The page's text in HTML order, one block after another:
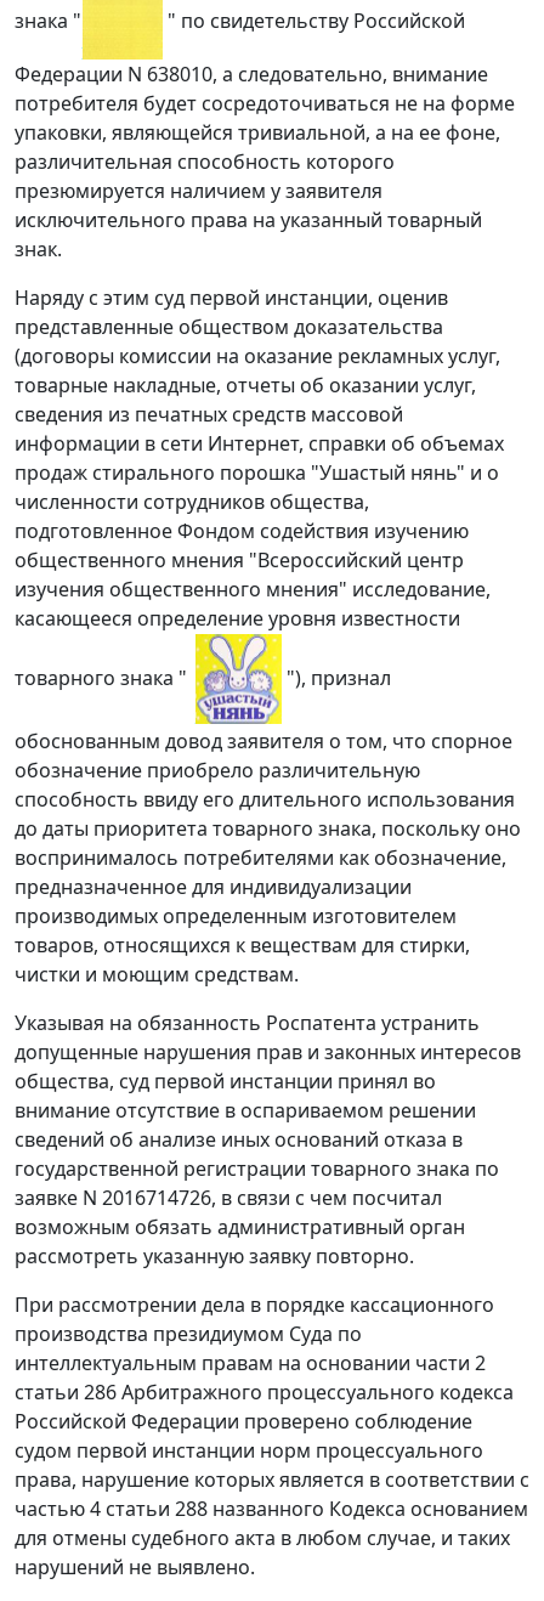
знака "
" по свидетельству Российской
Федерации N 638010, а следовательно, внимание
потребителя будет сосредоточиваться не на форме
упаковки, являющейся тривиальной, а на ее фоне,
различительная способность которого
презюмируется наличием у заявителя
исключительного права на указанный товарный
знак.
Наряду с этим суд первой инстанции, оценив
представленные обществом доказательства
(договоры комиссии на оказание рекламных услуг,
товарные накладные, отчеты об оказании услуг,
сведения из печатных средств массовой
информации в сети Интернет, справки об объемах
продаж стирального порошка "Ушастый нянь" и о
численности сотрудников общества,
подготовленное Фондом содействия изучению
общественного мнения "Всероссийский центр
изучения общественного мнения" исследование,
касающееся определение уровня известности
товарного знака " "), признал
обоснованным довод заявителя о том, что спорное
обозначение приобрело различительную
способность ввиду его длительного использования
до даты приоритета товарного знака, поскольку оно
воспринималось потребителями как обозначение,
предназначенное для индивидуализации
производимых определенным изготовителем
товаров, относящихся к веществам для стирки,
чистки и моющим средствам.
Указывая на обязанность Роспатента устранить
допущенные нарушения прав и законных интересов
общества, суд первой инстанции принял во
внимание отсутствие в оспариваемом решении
сведений об анализе иных оснований отказа в
государственной регистрации товарного знака по
заявке N 2016714726, в связи с чем посчитал
возможным обязать административный орган
рассмотреть указанную заявку повторно.
При рассмотрении дела в порядке кассационного
производства президиумом Суда по
интеллектуальным правам на основании части 2
статьи 286 Арбитражного процессуального кодекса
Российской Федерации проверено соблюдение
судом первой инстанции норм процессуального
права, нарушение которых является в соответствии с
частью 4 статьи 288 названного Кодекса основанием
для отмены судебного акта в любом случае, и таких
нарушений не выявлено.